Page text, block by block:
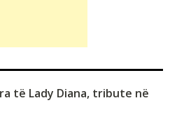
të Lady Diana, tribute në